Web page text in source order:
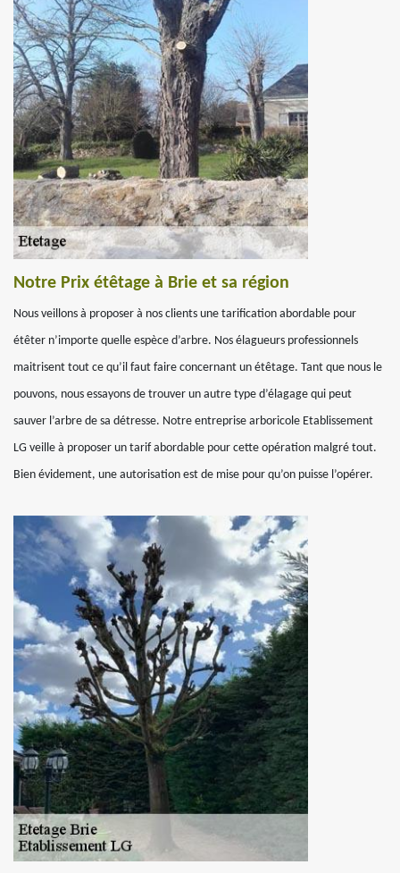
Notre Prix étêtage à Brie et sa région
Nous veillons à proposer à nos clients une tarification abordable pour
étêter n’importe quelle espèce d’arbre. Nos élagueurs professionnels
maitrisent tout ce qu’il faut faire concernant un étêtage. Tant que nous le
pouvons, nous essayons de trouver un autre type d’élagage qui peut
sauver l’arbre de sa détresse. Notre entreprise arboricole Etablissement
LG veille à proposer un tarif abordable pour cette opération malgré tout.
Bien évidement, une autorisation est de mise pour qu’on puisse l’opérer.